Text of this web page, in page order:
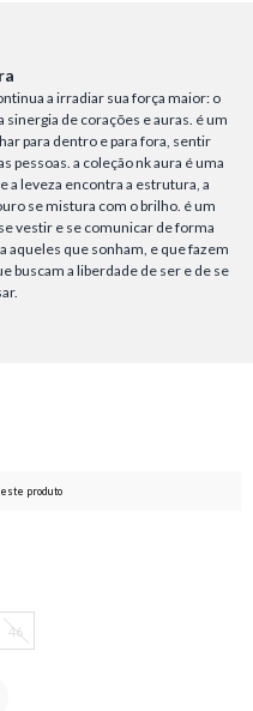
a irradiar sua força maior: o
de corações e auras. é um
para dentro e para fora, sentir
a coleção nk aura é uma
a leveza encontra a estrutura, a
se mistura com o brilho. é um
vestir e se comunicar de forma
aqueles que sonham, e que fazem
buscam a liberdade de ser e de se
produto
46